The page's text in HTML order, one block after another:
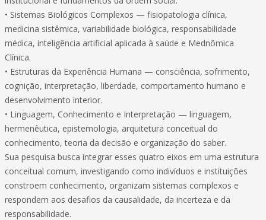
• Sistemas Biológicos Complexos — fisiopatologia clínica,
medicina sistêmica, variabilidade biológica, responsabilidade
médica, inteligência artificial aplicada à saúde e Mednômica
Clínica.
• Estruturas da Experiência Humana — consciência, sofrimento,
cognição, interpretação, liberdade, comportamento humano e
desenvolvimento interior.
• Linguagem, Conhecimento e Interpretação — linguagem,
hermenêutica, epistemologia, arquitetura conceitual do
conhecimento, teoria da decisão e organização do saber.
Sua pesquisa busca integrar esses quatro eixos em uma estrutura
conceitual comum, investigando como indivíduos e instituições
constroem conhecimento, organizam sistemas complexos e
respondem aos desafios da causalidade, da incerteza e da
responsabilidade.